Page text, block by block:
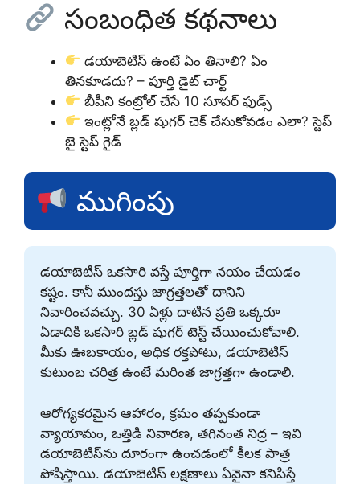
సంబంధిత కథనాలు
డయాబెటిస్ ఉంటే ఏం తినాలి? ఏం
తినకూడదు? – పూర్తి డైట్ చార్ట్
బీపీని కంట్రోల్ చేసే 10 సూపర్ ఫుడ్స్
ఇంట్లోనే బ్లడ్ షుగర్ చెక్ చేసుకోవడం ఎలా? స్టెప్
బై స్టెప్ గైడ్
ముగింపు
డయాబెటిస్ ఒకసారి వస్తే పూర్తిగా నయం చేయడం
కష్టం. కానీ ముందస్తు జాగ్రత్తలతో దానిని
నివారించవచ్చు. 30 ఏళ్లు దాటిన ప్రతి ఒక్కరూ
ఏడాదికి ఒకసారి బ్లడ్ షుగర్ టెస్ట్ చేయించుకోవాలి.
మీకు ఊబకాయం, అధిక రక్తపోటు, డయాబెటిస్
కుటుంబ చరిత్ర ఉంటే మరింత జాగ్రత్తగా ఉండాలి.
ఆరోగ్యకరమైన ఆహారం, క్రమం తప్పకుండా
వ్యాయామం, ఒత్తిడి నివారణ, తగినంత నిద్ర – ఇవి
డయాబెటిస్‌ను దూరంగా ఉంచడంలో కీలక పాత్ర
పోషిస్తాయి. డయాబెటిస్ లక్షణాలు ఏవైనా కనిపిస్తే